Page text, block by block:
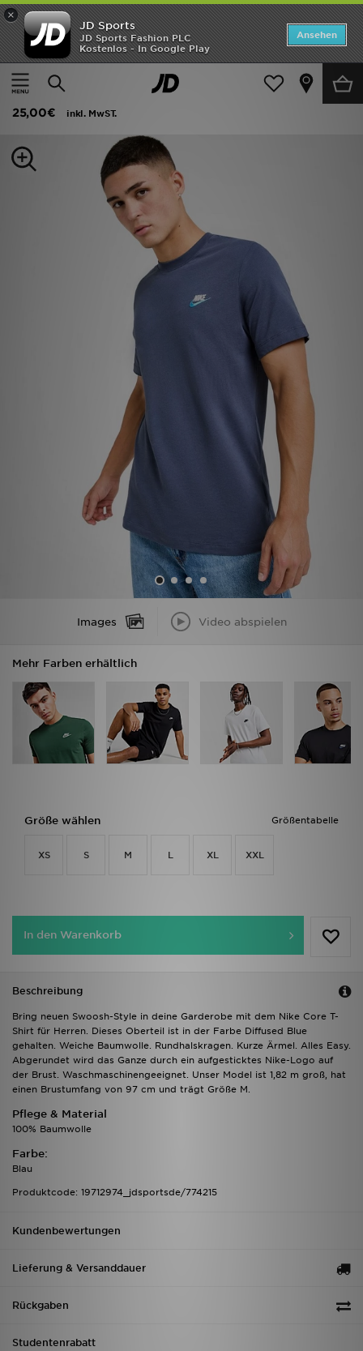
×
JD Sports
JD Sports Fashion PLC
Kostenlos - In Google Play
Ansehen
Home
Herren Herrenbekleidung T-Shirts und Tanktops
Nike Core T-Shirt
25,00€
inkl. MwST.
Images Video abspielen
Mehr Farben erhältlich
Größentabelle
Größe wählen
XS S M L XL XXL
In den Warenkorb
Beschreibung
Bring neuen Swoosh-Style in deine Garderobe mit dem Nike Core T-
Shirt für Herren. Dieses Oberteil ist in der Farbe Diffused Blue
gehalten. Weiche Baumwolle. Rundhalskragen. Kurze Ärmel. Alles Easy.
Abgerundet wird das Ganze durch ein aufgesticktes Nike-Logo auf
der Brust. Waschmaschinengeeignet. Unser Model ist 1,82 m groß, hat
einen Brustumfang von 97 cm und trägt Größe M.
Pflege & Material
100% Baumwolle
Farbe:
Blau
Produktcode: 19712974_jdsportsde/774215
Kundenbewertungen
Lieferung & Versanddauer
Rückgaben
Studentenrabatt
ANGEBOTE
Neuheiten
Kinder
Hilfe & Kontakt
Geschenkgutschein